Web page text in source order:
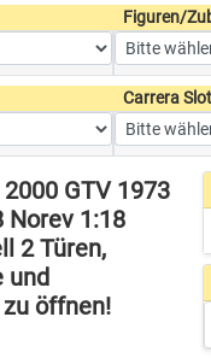
Figuren/
Carrera
GTV 1973
Norev 1:18
2 Türen,
und
öffnen!